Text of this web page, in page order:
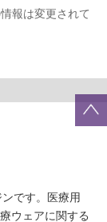
報は変更されて
です。医療用
ウェアに関する